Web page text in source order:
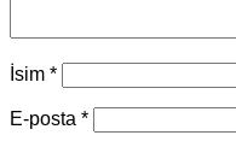
İsim *
E-posta *